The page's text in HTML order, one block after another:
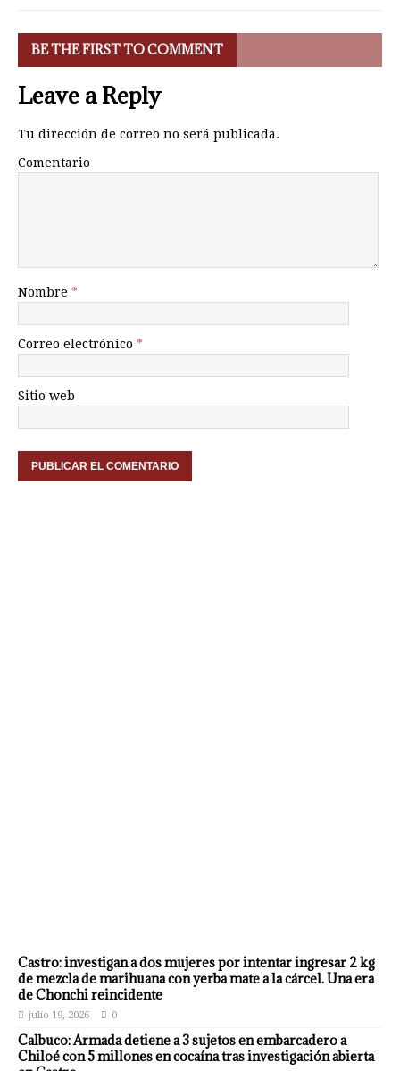
BE THE FIRST TO COMMENT
Leave a Reply
Tu dirección de correo no será publicada.
Comentario
Nombre *
Correo electrónico *
Sitio web
Castro: investigan a dos mujeres por intentar ingresar 2 kg
de mezcla de marihuana con yerba mate a la cárcel. Una era
de Chonchi reincidente
julio 19, 2026 0
Calbuco: Armada detiene a 3 sujetos en embarcadero a
Chiloé con 5 millones en cocaína tras investigación abierta